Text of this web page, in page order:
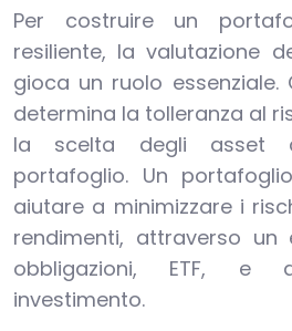
Per costruire un
resiliente, la valutazione
gioca un ruolo essenziale.
determina la tolleranza al
la scelta degli asset
portafoglio. Un
aiutare a minimizzare i
rendimenti, attraverso un
obbligazioni, ETF, e
investimento.